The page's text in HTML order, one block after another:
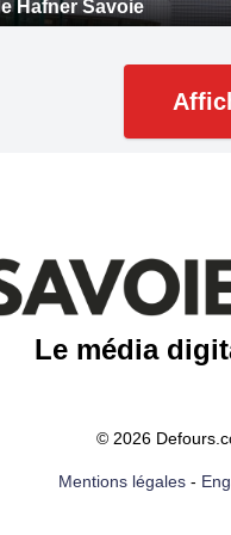
Hafner Savoie
Le média
© 2026
Mentions légales-